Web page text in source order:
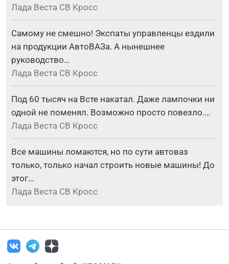
Лада Веста СВ Кросс
Самому не смешно! Экспаты управленцы ездили
на продукции АвтоВАЗа. А нынешнее
руководство…
Лада Веста СВ Кросс
Под 60 тысяч на Всте накатал. Даже лампочки ни
одной не поменял. Возможно просто повезло.…
Лада Веста СВ Кросс
Все машины ломаются, но по сути автоваз
только, только начал строить новые машины! До
этог…
Лада Веста СВ Кросс